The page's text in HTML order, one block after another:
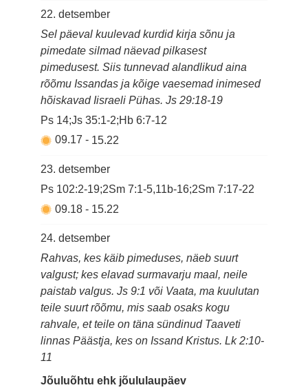
22. detsember
Sel päeval kuulevad kurdid kirja sõnu ja
pimedate silmad näevad pilkasest
pimedusest. Siis tunnevad alandlikud aina
rõõmu Issandas ja kõige vaesemad inimesed
hõiskavad Iisraeli Pühas. Js 29:18-19
Ps 14;Js 35:1-2;Hb 6:7-12
09.17- 15.22
23. detsember
Ps 102:2-19;2Sm 7:1-5,11b-16;2Sm 7:17-22
09.18- 15.22
24. detsember
Rahvas, kes käib pimeduses, näeb suurt
valgust; kes elavad surmavarju maal, neile
paistab valgus. Js 9:1 või Vaata, ma kuulutan
teile suurt rõõmu, mis saab osaks kogu
rahvale, et teile on täna sündinud Taaveti
linnas Päästja, kes on Issand Kristus. Lk 2:10-
11
Jõuluõhtu ehk jõululaupäev